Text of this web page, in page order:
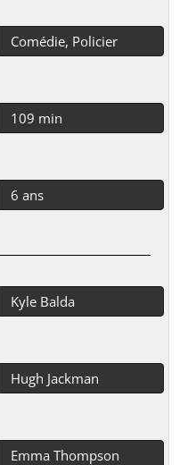
Comédie, Policier
109 min
6 ans
Kyle Balda
Hugh Jackman
Emma Thompson